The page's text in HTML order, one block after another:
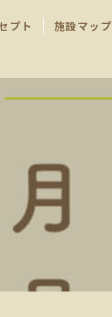
プト 施設マップ